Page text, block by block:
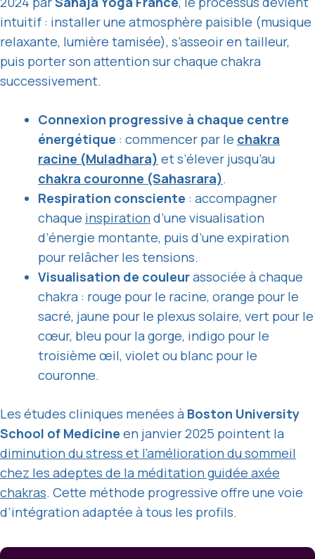
intuitif : installer une atmosphère paisible (musique
relaxante, lumière tamisée), s’asseoir en tailleur,
puis porter son attention sur chaque chakra
successivement.
Connexion progressive à chaque centre
énergétique : commencer par le chakra
racine (Muladhara) et s’élever jusqu’au
chakra couronne (Sahasrara).
Respiration consciente : accompagner
chaque inspirationd’une visualisation
d’énergie montante, puis d’une expiration
pour relâcher les tensions.
Visualisation de couleurassociée à chaque
chakra : rouge pour le racine, orange pour le
sacré, jaune pour le plexus solaire, vert pour le
cœur, bleu pour la gorge, indigo pour le
troisième œil, violet ou blanc pour le
couronne.
Les études cliniques menées à Boston University
School of Medicine en janvier 2025 pointent la
diminution du stress et l’amélioration du sommeil
chez les adeptes de la méditation guidée axée
chakras. Cette méthode progressive offre une voie
d’intégration adaptée à tous les profils.